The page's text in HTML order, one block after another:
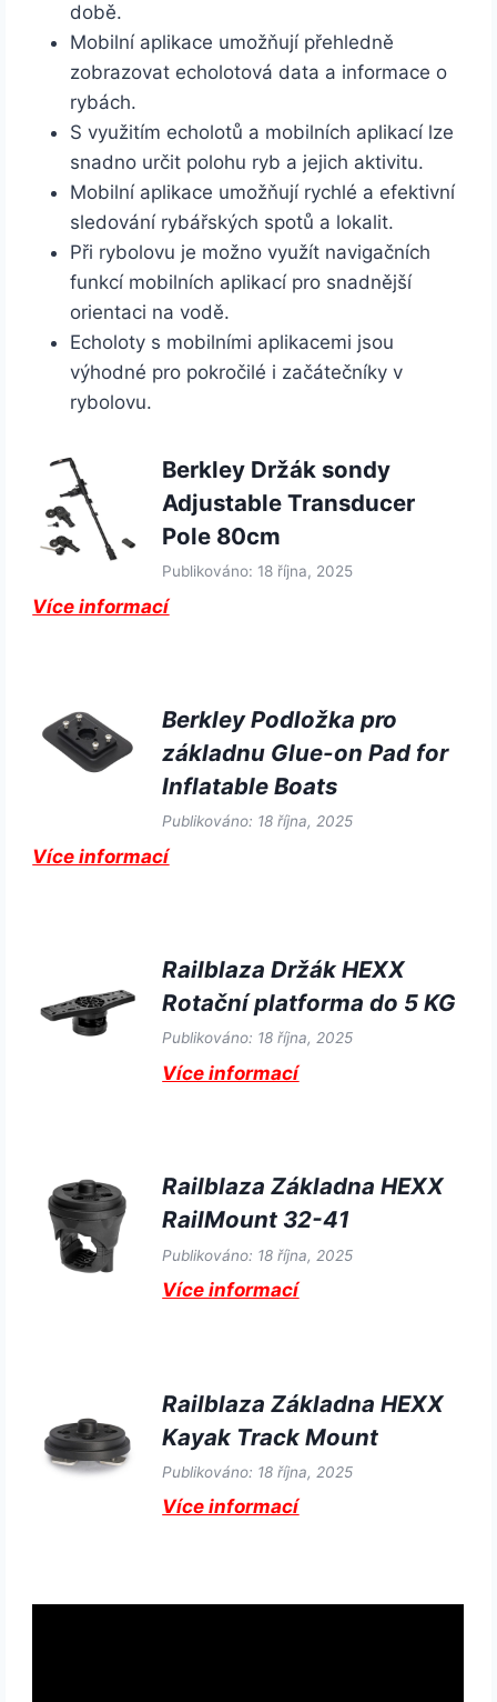
době.
Mobilní aplikace umožňují přehledně
zobrazovat echolotová data a informace o
rybách.
S využitím echolotů a mobilních aplikací lze
snadno určit polohu ryb a jejich aktivitu.
Mobilní aplikace umožňují rychlé a efektivní
sledování rybářských spotů a lokalit.
Při rybolovu je možno využít navigačních
funkcí mobilních aplikací pro snadnější
orientaci na vodě.
Echoloty s mobilními aplikacemi jsou
výhodné pro pokročilé i začátečníky v
rybolovu.
Berkley Držák sondy
Adjustable Transducer
Pole 80cm
Publikováno: 18 října, 2025
Více informací
Berkley Podložka pro
základnu Glue-on Pad for
Inflatable Boats
Publikováno: 18 října, 2025
Více informací
Railblaza Držák HEXX
Rotační platforma do 5 KG
Publikováno: 18 října, 2025
Více informací
Railblaza Základna HEXX
RailMount 32-41
Publikováno: 18 října, 2025
Více informací
Railblaza Základna HEXX
Kayak Track Mount
Publikováno: 18 října, 2025
Více informací